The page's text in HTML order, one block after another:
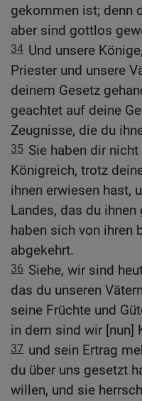
gekommen ist; denn
aber sind gottlos
34 Und unsere
Priester und unsere
deinem Gesetz
geachtet auf deine
Zeugnisse, die du
35 Sie haben dir
Königreich, trotz
ihnen erwiesen hast,
Landes, das du
haben sich von ihren
abgekehrt.
36 Siehe, wir sind
das du unseren
seine Früchte und
in dem sind wir [nun]
37 und sein Ertrag
du über uns gesetzt
willen, und sie